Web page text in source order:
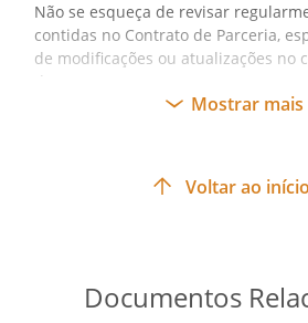
Não se esqueça de revisar
contidas no Contrato de Parceria,
de modificações ou atualizações no
documento.
Mostrar mais
Voltar ao início
Documentos